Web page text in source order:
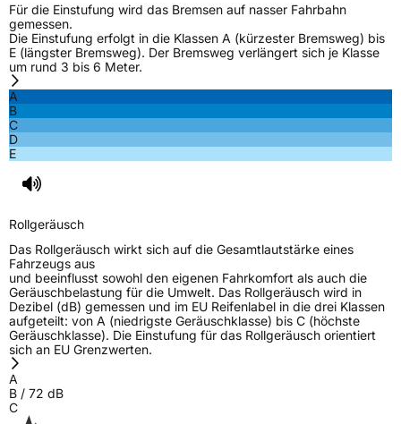
Für die Einstufung wird das Bremsen auf nasser Fahrbahn
gemessen.
Die Einstufung erfolgt in die Klassen A (kürzester Bremsweg) bis
E (längster Bremsweg). Der Bremsweg verlängert sich je Klasse
um rund 3 bis 6 Meter.
A
B
C
D
E
Rollgeräusch
Das Rollgeräusch wirkt sich auf die Gesamtlautstärke eines
Fahrzeugs aus
und beeinflusst sowohl den eigenen Fahrkomfort als auch die
Geräuschbelastung für die Umwelt. Das Rollgeräusch wird in
Dezibel (dB) gemessen und im EU Reifenlabel in die drei Klassen
aufgeteilt: von A (niedrigste Geräuschklasse) bis C (höchste
Geräuschklasse). Die Einstufung für das Rollgeräusch orientiert
sich an EU Grenzwerten.
A
B / 72 dB
C